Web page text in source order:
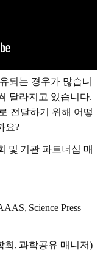
되는 경우가 많습니
달라지고 있습니다.
전달하기 위해 어떻
요?
및 기관 파트너십 매
Science Press
회, 과학공유 매니저)